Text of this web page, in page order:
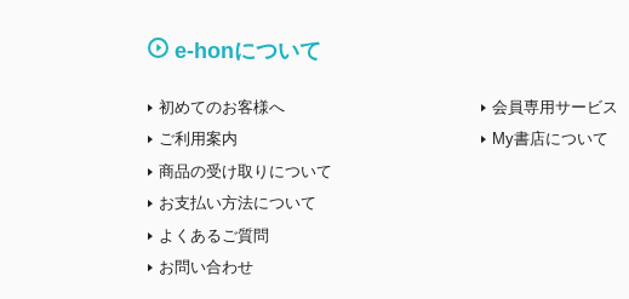
e-honについて
初めてのお客様へ
ご利用案内
商品の受け取りについて
お支払い方法について
よくあるご質問
お問い合わせ
会員専用サービス
My書店について